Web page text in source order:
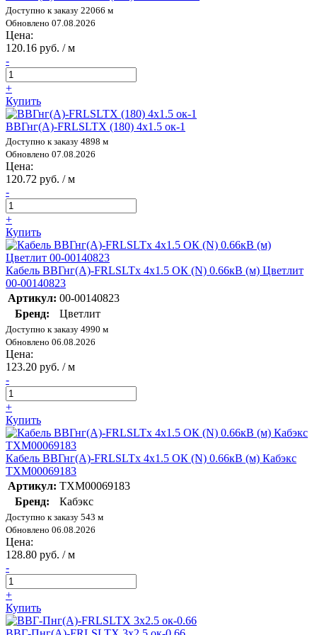
Доступно к заказу 22066 м
Обновлено 07.08.2026
Цена:
120.16 руб. / м
-
+
Купить
ВВГнг(А)-FRLSLTX (180) 4х1.5 ок-1
Доступно к заказу 4898 м
Обновлено 07.08.2026
Цена:
120.72 руб. / м
-
+
Купить
Кабель ВВГнг(А)-FRLSLTx 4х1.5 ОК (N) 0.66кВ (м) Цветлит
00-00140823
Артикул: 00-00140823
Бренд:
Цветлит
Доступно к заказу 4990 м
Обновлено 06.08.2026
Цена:
123.20 руб. / м
-
+
Купить
Кабель ВВГнг(А)-FRLSLTx 4х1.5 ОК (N) 0.66кВ (м) Кабэкс
ТХМ00069183
Артикул: ТХМ00069183
Бренд:
Кабэкс
Доступно к заказу 543 м
Обновлено 06.08.2026
Цена:
128.80 руб. / м
-
+
Купить